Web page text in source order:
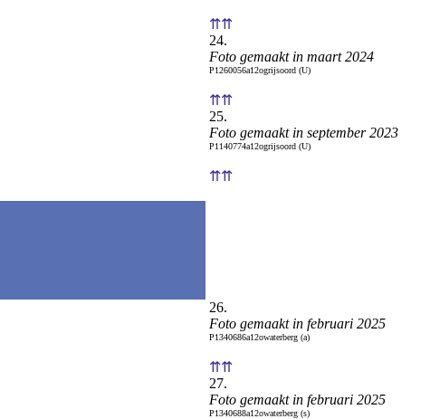
⇈⇈
24.
Foto gemaakt in maart 2024
P1260056a12ogrijsoord (U)
⇈⇈
25.
Foto gemaakt in september 2023
P1140774a12ogrijsoord (U)
⇈⇈
26.
Foto gemaakt in februari 2025
P1340686a12owaterberg (a)
⇈⇈
27.
Foto gemaakt in februari 2025
P1340688a12owaterberg (s)